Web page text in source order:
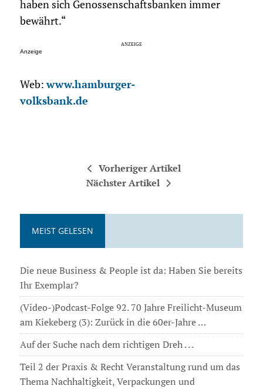
haben sich Genossenschaftsbanken immer
bewährt.“
Anzeige
Web:www.hamburger-
volksbank.de
Vorheriger Artikel
Nächster Artikel
MEIST GELESEN
Die neue Business & People ist da: Haben Sie bereits
Ihr Exemplar?
(Video-)Podcast-Folge 92. 70 Jahre Freilicht-Museum
am Kiekeberg (3): Zurück in die 60er-Jahre …
Auf der Suche nach dem richtigen Dreh . . .
Teil 2 der Praxis & Recht Veranstaltung rund um das
Thema Nachhaltigkeit, Verpackungen und